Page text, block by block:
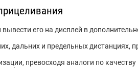
его на дисплей в
дальних и предельных дистанциях,
превосходя аналоги по